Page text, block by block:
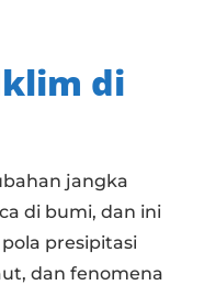
di
jangka
di bumi, dan ini
presipitasi
dan fenomena